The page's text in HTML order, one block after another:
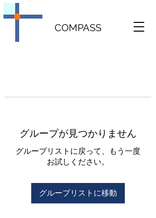
COMPASS
グループが見つかりません
グループリストに戻って、もう一度
お試しください。
グループリストに移動